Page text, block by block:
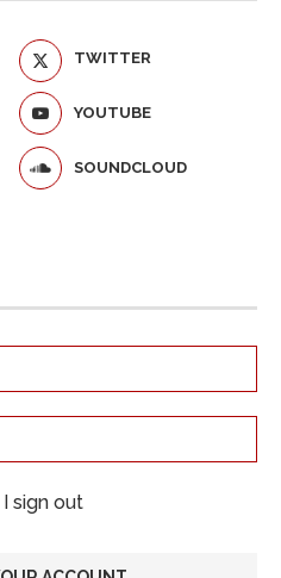
TWITTER
YOUTUBE
SOUNDCLOUD
sign out